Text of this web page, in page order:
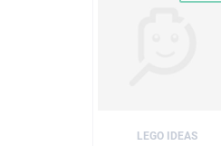
LEGO IDEAS